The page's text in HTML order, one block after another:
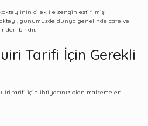
çilek ile zenginleştirilmiş
günümüzde dünya genelinde cafe ve
biridir.
Tarifi İçin Gerekli
tarifi için ihtiyacınız olan malzemeler: